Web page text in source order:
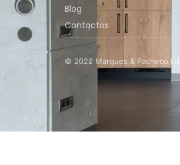
Blog
Contactos
© 2022 Marques & Pacheco